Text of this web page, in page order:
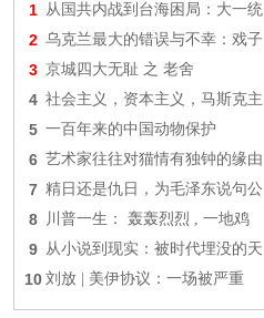
1 从国共内战到台海困局：大一统
2 乌克兰最大的错误与不幸：戏子
3 京城四大无耻 之 老舍
4 社会主义，资本主义，马斯克主
5 一百年来的中国动物保护
6 艺术家往往对猫情有独钟的缘由
7 精日还是仇日，为毛泽东说句公
8 川普一生： 轰轰烈烈 , 一地鸡
9 从小说到现实：被时代埋没的天
10 刘放 | 美伊协议：一场被严重